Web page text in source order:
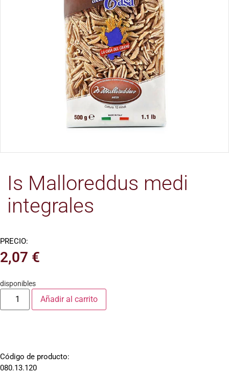
Is Malloreddus medi
integrales
PRECIO:
2,07 €
disponibles
Añadir al carrito
Código de producto:
080.13.120